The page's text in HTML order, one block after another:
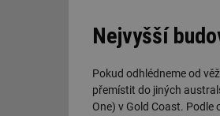
Nejvyšší
Pokud odhlédneme od
přemístit do jiných
One) v Gold Coast.